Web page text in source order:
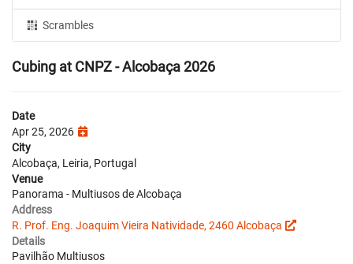
Scrambles
Cubing at CNPZ - Alcobaça 2026
Date
Apr 25, 2026
City
Alcobaça, Leiria, Portugal
Venue
Panorama - Multiusos de Alcobaça
Address
R. Prof. Eng. Joaquim Vieira Natividade, 2460 Alcobaça
Details
Pavilhão Multiusos